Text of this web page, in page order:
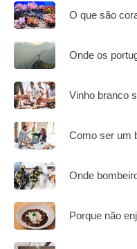
O que são
Onde os
Vinho branco
Como ser um
Onde
Porque não